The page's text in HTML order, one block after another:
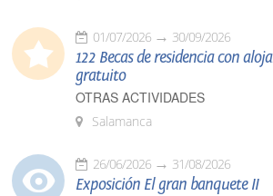
01/07/2026 30/09/2026
122 Becas de residencia con
gratuito
OTRAS ACTIVIDADES
Salamanca
26/06/2026 31/08/2026
Exposición El gran banquete II